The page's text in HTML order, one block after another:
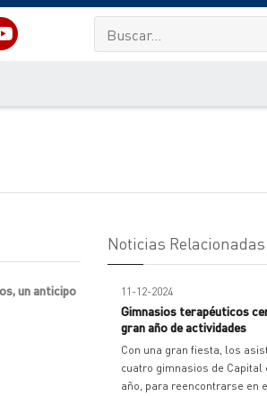
un anticipo
Noticias Relacionadas
11-12-2024
Gimnasios terapéuticos
gran año de actividades
Con una gran fiesta, los
cuatro gimnasios de Capital
año, para reencontrarse en